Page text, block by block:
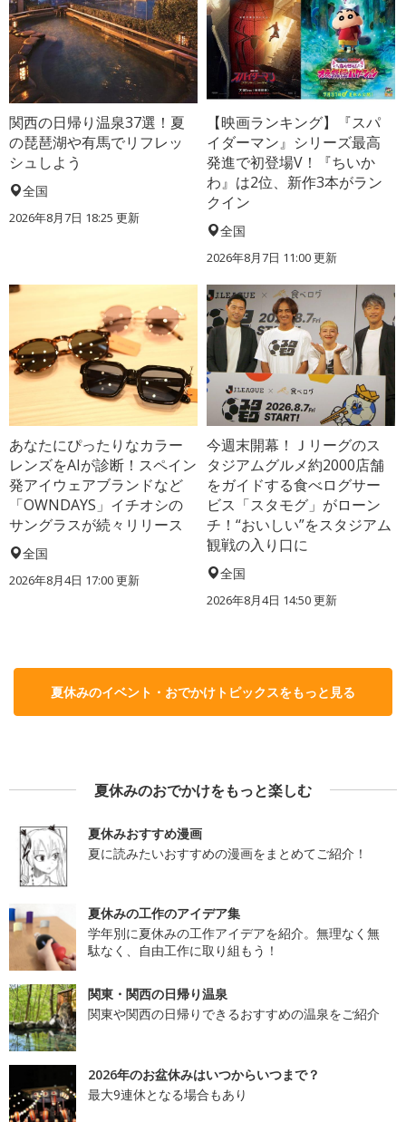
関西の日帰り温泉37選！夏
の琵琶湖や有馬でリフレッ
シュしよう
全国
2026年8月7日 18:25 更新
【映画ランキング】『スパ
イダーマン』シリーズ最高
発進で初登場V！『ちいか
わ』は2位、新作3本がラン
クイン
全国
2026年8月7日 11:00更新
あなたにぴったりなカラー
レンズをAIが診断！スペイン
発アイウェアブランドなど
「OWNDAYS」イチオシの
サングラスが続々リリース
全国
2026年8月4日 17:00更新
今週末開幕！Ｊリーグのス
タジアムグルメ約2000店舗
をガイドする食べログサー
ビス「スタモグ」がローン
チ！“おいしい”をスタジアム
観戦の入り口に
全国
2026年8月4日 14:50更新
夏休みのイベント・おでかけトピックスをもっと見る
夏休みのおでかけをもっと楽しむ
夏休みおすすめ漫画
夏に読みたいおすすめの漫画をまとめてご紹介！
夏休みの工作のアイデア集
学年別に夏休みの工作アイデアを紹介。無理なく無
駄なく、自由工作に取り組もう！
関東・関西の日帰り温泉
関東や関西の日帰りできるおすすめの温泉をご紹介
2026年のお盆休みはいつからいつまで？
最大9連休となる場合もあり